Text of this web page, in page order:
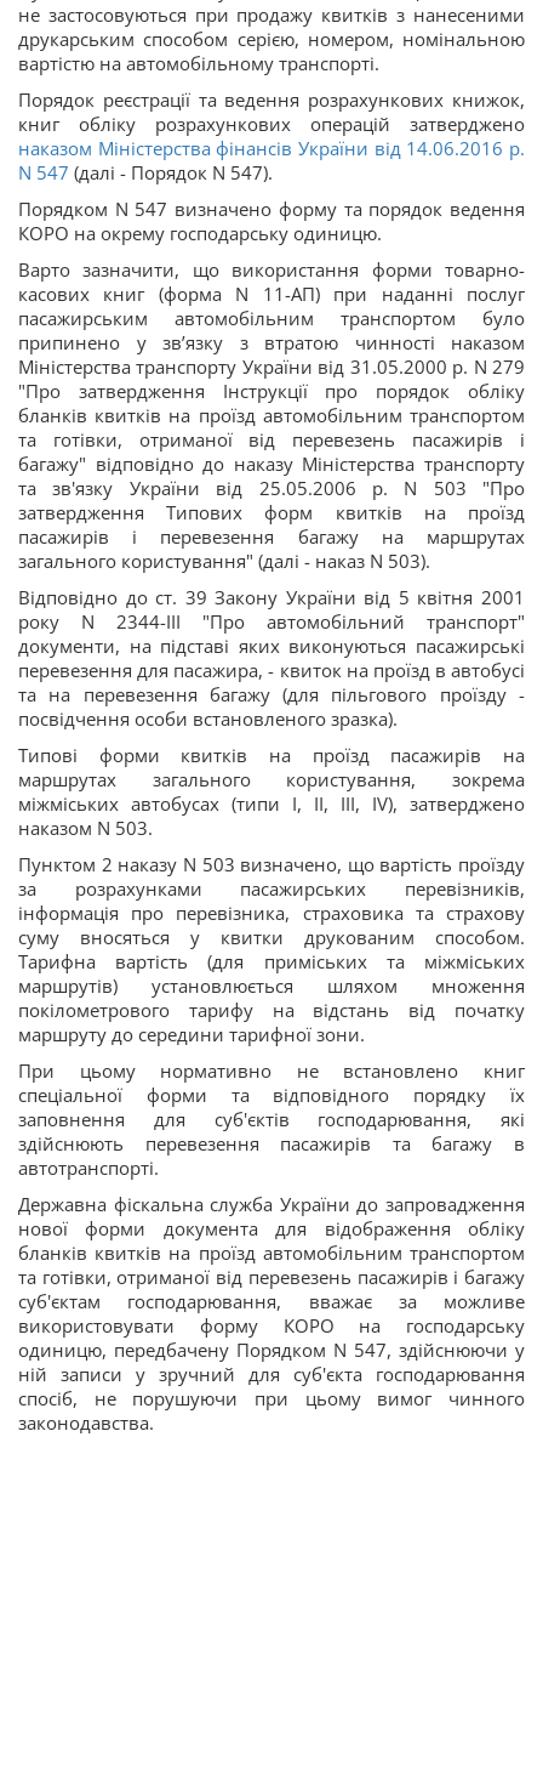
не застосовуються при продажу квитків з нанесеними
друкарським способом серією, номером, номінальною
вартістю на автомобільному транспорті.
Порядок реєстрації та ведення розрахункових книжок,
книг обліку розрахункових операцій затверджено
наказом Міністерства фінансів України від 14.06.2016 р.
N 547 (далі - Порядок N 547).
Порядком N 547 визначено форму та порядок ведення
КОРО на окрему господарську одиницю.
Варто зазначити, що використання форми товарно-
касових книг (форма N 11-АП) при наданні послуг
пасажирським автомобільним транспортом було
припинено у зв’язку з втратою чинності наказом
Міністерства транспорту України від 31.05.2000 р. N 279
"Про затвердження Інструкції про порядок обліку
бланків квитків на проїзд автомобільним транспортом
та готівки, отриманої від перевезень пасажирів і
багажу" відповідно до наказу Міністерства транспорту
та зв'язку України від 25.05.2006 р. N 503 "Про
затвердження Типових форм квитків на проїзд
пасажирів і перевезення багажу на маршрутах
загального користування" (далі - наказ N 503).
Відповідно до ст. 39 Закону України від 5 квітня 2001
року N 2344-III "Про автомобільний транспорт"
документи, на підставі яких виконуються пасажирські
перевезення для пасажира, - квиток на проїзд в автобусі
та на перевезення багажу (для пільгового проїзду -
посвідчення особи встановленого зразка).
Типові форми квитків на проїзд пасажирів на
маршрутах загального користування, зокрема
міжміських автобусах (типи I, II, III, IV), затверджено
наказом N 503.
Пунктом 2 наказу N 503 визначено, що вартість проїзду
за розрахунками пасажирських перевізників,
інформація про перевізника, страховика та страхову
суму вносяться у квитки друкованим способом.
Тарифна вартість (для приміських та міжміських
маршрутів) установлюється шляхом множення
покілометрового тарифу на відстань від початку
маршруту до середини тарифної зони.
При цьому нормативно не встановлено книг
спеціальної форми та відповідного порядку їх
заповнення для суб'єктів господарювання, які
здійснюють перевезення пасажирів та багажу в
автотранспорті.
Державна фіскальна служба України до запровадження
нової форми документа для відображення обліку
бланків квитків на проїзд автомобільним транспортом
та готівки, отриманої від перевезень пасажирів і багажу
суб'єктам господарювання, вважає за можливе
використовувати форму КОРО на господарську
одиницю, передбачену Порядком N 547, здійснюючи у
ній записи у зручний для суб'єкта господарювання
спосіб, не порушуючи при цьому вимог чинного
законодавства.